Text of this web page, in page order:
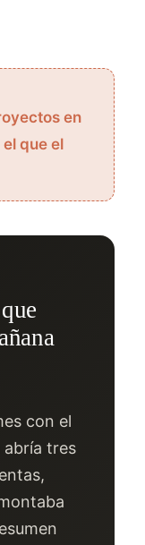
en
que el
con el
abría tres